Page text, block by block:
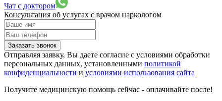
Чат с доктором
Консультация об услугах с врачом наркологом
Заказать звонок
Отправляя заявку, Вы даете согласие с условиями обработки
персональных данных, установленными политикой
конфиденциальности и условиями использования сайта
Получите медицинскую помощь сейчас - оплачивайте после!